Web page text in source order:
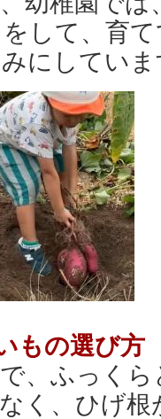
して、育
にしてい
もの選び方
、ふっく
く、ひげ